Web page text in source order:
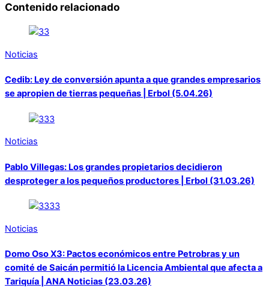
Contenido relacionado
Noticias
Cedib: Ley de conversión apunta a que grandes empresarios
se apropien de tierras pequeñas | Erbol (5.04.26)
Noticias
Pablo Villegas: Los grandes propietarios decidieron
desproteger a los pequeños productores | Erbol (31.03.26)
Noticias
Domo Oso X3: Pactos económicos entre Petrobras y un
comité de Saicán permitió la Licencia Ambiental que afecta a
Tariquía | ANA Noticias (23.03.26)